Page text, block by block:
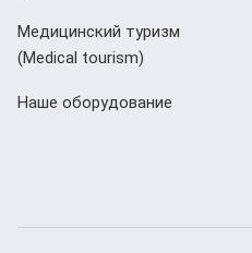
Медицинский туризм
(Мedical tourism)
Наше оборудование